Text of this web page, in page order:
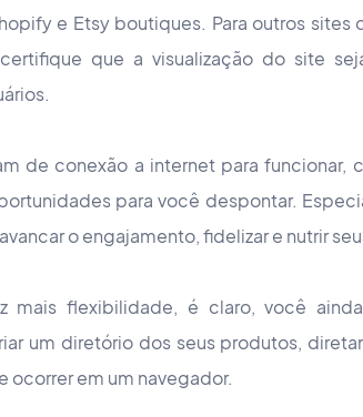
e Etsy boutiques. Para outros
que a visualização do site
de conexão a internet para funcionar,
para você despontar.
o engajamento, fidelizar e nutrir
mais flexibilidade, é claro, você
um diretório dos seus produtos,
em um navegador.